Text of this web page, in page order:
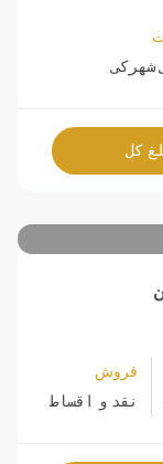
شهرکی
کل
فروش
نقد و اقساط